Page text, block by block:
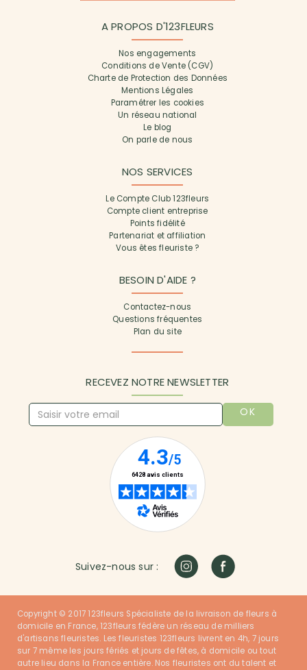
A PROPOS D'123FLEURS
Nos engagements
Conditions de Vente (CGV)
Charte de Protection des Données
Mentions Légales
Paramétrer les cookies
Un réseau national
Le blog
On parle de nous
NOS SERVICES
Le Compte Club 123fleurs
Compte client entreprise
Points fidélité
Partenariat et affiliation
Vous êtes fleuriste ?
BESOIN D'AIDE ?
Contactez-nous
Questions fréquentes
Plan du site
RECEVEZ NOTRE NEWSLETTER
OK
Suivez-nous sur :
Copyright © 2017 123fleurs Spécialiste de la livraison de fleurs à
domicile en France, 123fleurs fédère un réseau de milliers
d'artisans fleuristes. Les fleuristes 123fleurs livrent en 4h, 7 jours
sur 7 même les jours fériés et jours de fêtes, à domicile ou tout
autre lieu dans la France entière. Nos fleuristes ont du talent et